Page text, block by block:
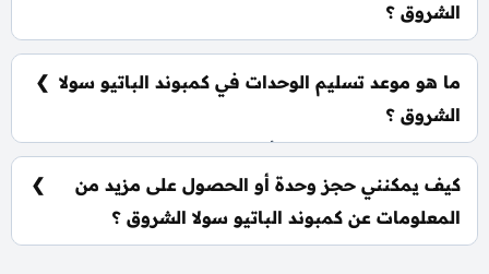
الشروق ؟
يشمل الكمبوند 2 كلوب هاوس، متنزهات شاسعة، نادي
ما هو موعد تسليم الوحدات في كمبوند الباتيو سولا
الشروق ؟
يتم تسليم الوحدات خلال أربع سنوات من تاريخ التعاقد، مع
إمكانية التسليم نصف تشطيب أو تشطيب كامل حسب
رغبة العميل.
كيف يمكنني حجز وحدة أو الحصول على مزيد من
المعلومات عن كمبوند الباتيو سولا الشروق ؟